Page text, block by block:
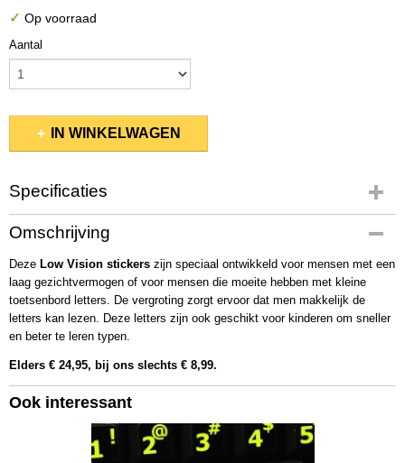
✓ Op voorraad
Aantal
IN WINKELWAGEN
Specificaties
Productcode
2010
Omschrijving
Deze Low Vision stickers zijn speciaal ontwikkeld voor mensen met een
laag gezichtvermogen of voor mensen die moeite hebben met kleine
toetsenbord letters. De vergroting zorgt ervoor dat men makkelijk de
letters kan lezen. Deze letters zijn ook geschikt voor kinderen om sneller
en beter te leren typen.
Elders € 24,95, bij ons slechts € 8,99.
Ook interessant